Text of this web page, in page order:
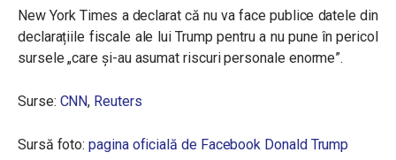
New York Times a declarat că nu va face publice datele din
declarațiile fiscale ale lui Trump pentru a nu pune în pericol
sursele „care și-au asumat riscuri personale enorme”.
Surse: CNN, Reuters
Sursă foto: pagina oficială de Facebook Donald Trump